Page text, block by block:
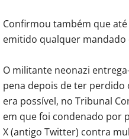
Confirmou também que
emitido qualquer mandado
O militante neonazi
pena depois de ter
era possível, no Tribunal
em que foi condenado por
X (antigo Twitter) contra